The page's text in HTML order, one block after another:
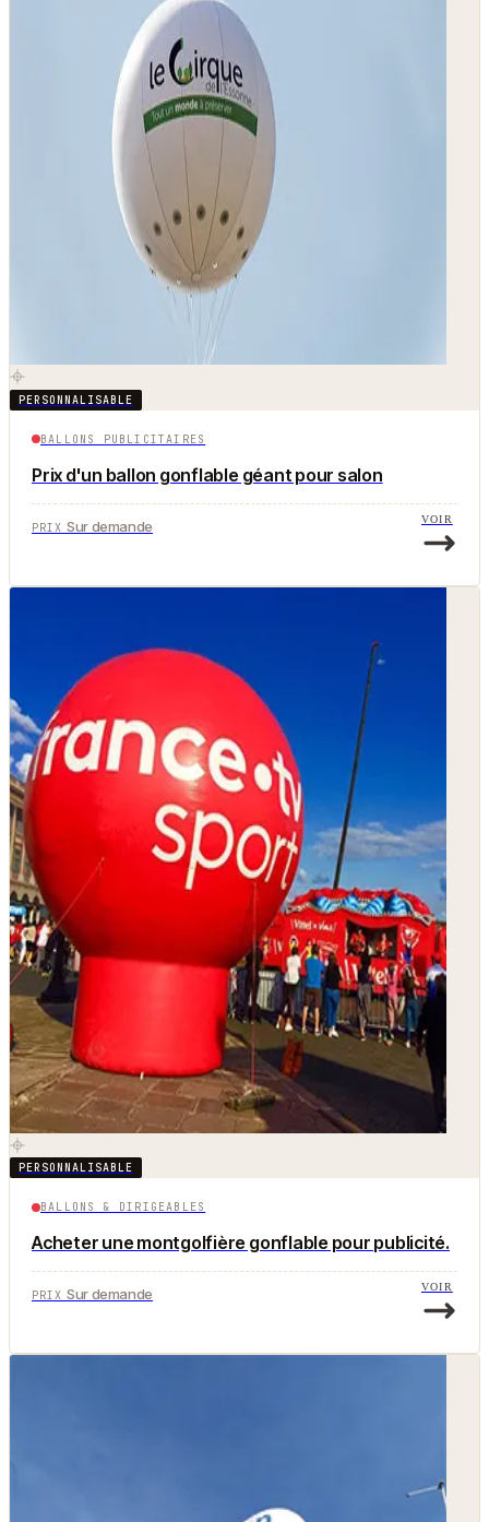
PERSONNALISABLE
BALLONS PUBLICITAIRES
Prix d'un ballon gonflable géant pour salon
PRIX Sur demande VOIR
PERSONNALISABLE
BALLONS & DIRIGEABLES
Acheter une montgolfière gonflable pour publicité.
PRIX Sur demande VOIR